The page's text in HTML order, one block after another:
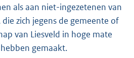
als aan niet-ingezetenen van
zich jegens de gemeente of
van Liesveld in hoge mate
gemaakt.